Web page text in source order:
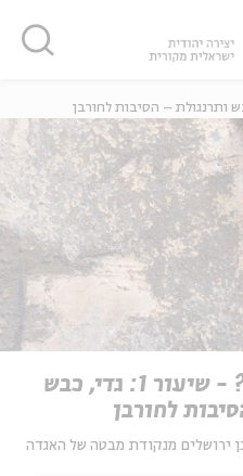
על מה חרבה ירושלים? - שיעור 1: גדי, כבש
לחורבן
ירושלים מנקודת מבטה של האגדה